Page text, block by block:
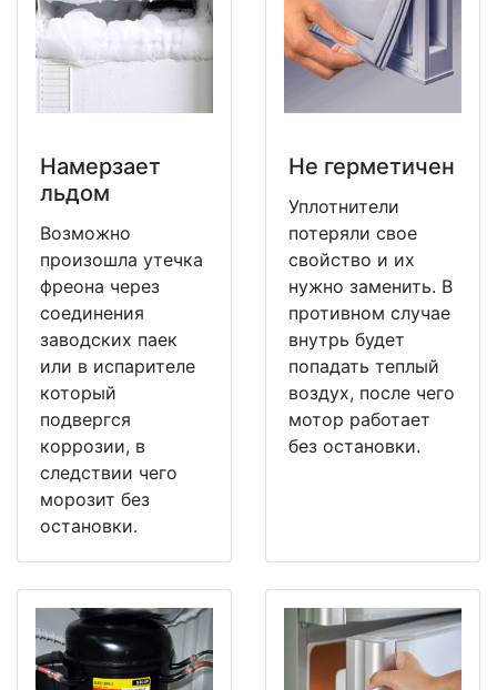
Намерзает
льдом
Возможно
произошла утечка
фреона через
соединения
заводских паек
или в испарителе
который
подвергся
коррозии, в
следствии чего
морозит без
остановки.
Не герметичен
Уплотнители
потеряли свое
свойство и их
нужно заменить. В
противном случае
внутрь будет
попадать теплый
воздух, после чего
мотор работает
без остановки.